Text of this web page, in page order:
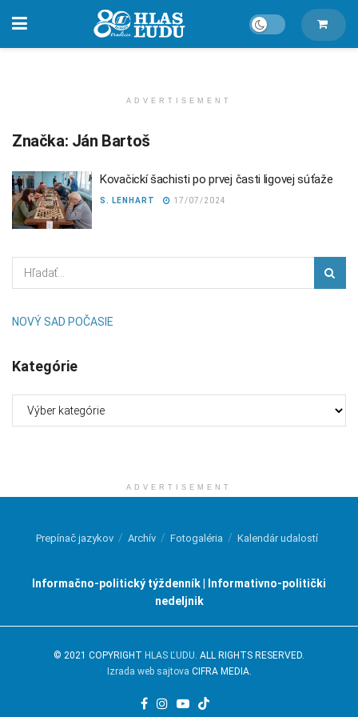
ADVERTISEMENT
Značka: Ján Bartoš
Kovačickí šachisti po prvej časti ligovej súťaže
S. LENHART 17/07/2024
NOVÝ SAD POČASIE
Kategórie
ADVERTISEMENT
Prepínač jazykov Archív Fotogaléria Kalendár udalostí
Informačno-politický týždenník | Informativno-politički
nedeljnik
© 2021 COPYRIGHT HLAS ĽUDU . ALL RIGHTS RESERVED.
Izrada web sajtova CIFRA MEDIA.